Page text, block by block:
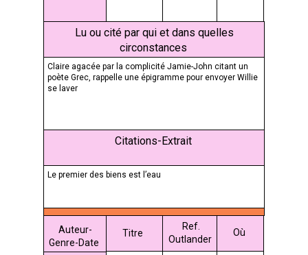
Claire agacée par la complicité Jamie-John citant un
poète Grec, rappelle une épigramme pour envoyer Willie
se laver
Citations-Extrait
Lu ou cité par qui et dans quelles
circonstances
Le premier des biens est l’eau
Auteur-
Genre-Date
Titre Où
Ref.
Outlander